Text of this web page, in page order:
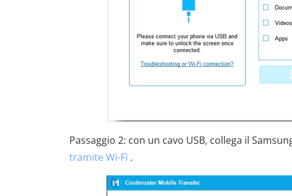
Passaggio 2: con un cavo USB, collega il
tramite Wi-Fi .